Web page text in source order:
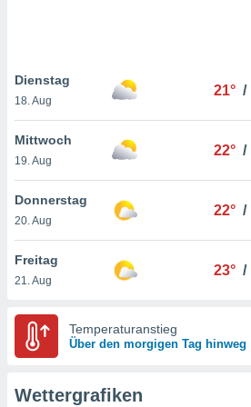
können
von
und
klicken.
und
Dienstag
18. Aug
21° /
Mittwoch
19. Aug
22° /
Donnerstag
20. Aug
22° /
Freitag
21. Aug
23° /
Temperaturanstieg
Über den morgigen Tag hinweg
Wettergrafiken